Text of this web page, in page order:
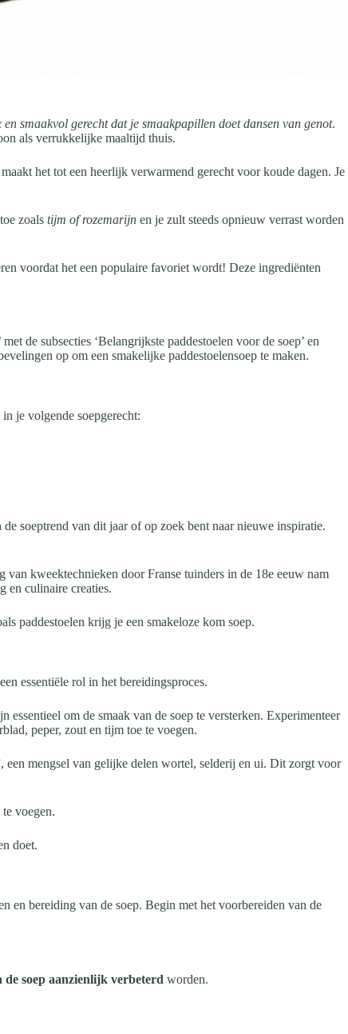
en smaakvol gerecht dat je smaakpapillen doet dansen van genot.
als verrukkelijke maaltijd thuis.
het tot een heerlijk verwarmend gerecht voor koude dagen. Je
zoals tijm of rozemarijn en je zult steeds opnieuw verrast worden
voordat het een populaire favoriet wordt! Deze ingrediënten
de subsecties ‘Belangrijkste paddestoelen voor de soep’ en
op om een smakelijke paddestoelensoep te maken.
je volgende soepgerecht:
soeptrend van dit jaar of op zoek bent naar nieuwe inspiratie.
kweektechnieken door Franse tuinders in de 18e eeuw nam
en culinaire creaties.
paddestoelen krijg je een smakeloze kom soep.
essentiële rol in het bereidingsproces.
essentieel om de smaak van de soep te versterken. Experimenteer
peper, zout en tijm toe te voegen.
een mengsel van gelijke delen wortel, selderij en ui. Dit zorgt voor
voegen.
doet.
en bereiding van de soep. Begin met het voorbereiden van de
soep aanzienlijk verbeterd worden.